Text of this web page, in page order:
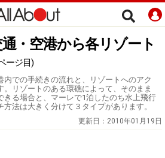
・空港から各リゾート
ージ目)
内での手続きの流れと、リゾートへのアク
。リゾートのある環礁によって、そのまま
きる場合と、マーレで1泊したのち水上飛行
法は大きく分けて３タイプがあります。
更新日： 2010年01月19日